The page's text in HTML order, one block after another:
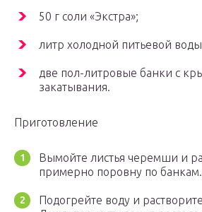
50 г соли «Экстра»;
литр холодной питьевой
две пол-литровые банки с
закатывания.
Приготовление
Вымойте листья черемши и
примерно поровну по банкам.
Подогрейте воду и